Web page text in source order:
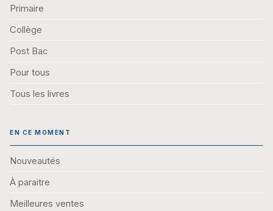
Primaire
Collège
Post Bac
Pour tous
Tous les livres
EN CE MOMENT
Nouveautés
À paraitre
Meilleures ventes